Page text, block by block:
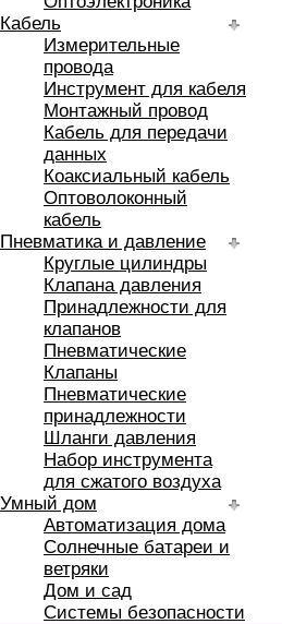
Кабель
Измерительные
провода
Инструмент для кабеля
Монтажный провод
Кабель для передачи
данных
Коаксиальный кабель
Оптоволоконный
кабель
Пневматика и давление
Круглые цилиндры
Клапана давления
Принадлежности для
клапанов
Пневматические
Клапаны
Пневматические
принадлежности
Шланги давления
Набор инструмента
для сжатого воздуха
Умный дом
Автоматизация дома
Солнечные батареи и
ветряки
Дом и сад
Системы безопасности